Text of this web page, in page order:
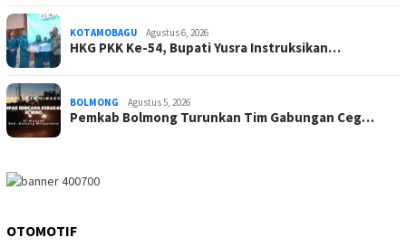
KOTAMOBAGU Agustus 6, 2026
HKG PKK Ke-54, Bupati Yusra Instruksikan…
BOLMONG Agustus 5, 2026
Pemkab Bolmong Turunkan Tim Gabungan Ceg…
OTOMOTIF